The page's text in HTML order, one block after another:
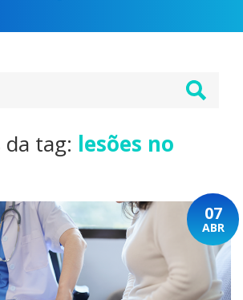
da tag: lesões no
07
ABR